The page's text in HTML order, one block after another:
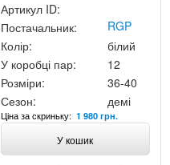
Артикул ID:
Постачальник:
RGP
Колір:
білий
У коробці пар:
12
Розміри:
36-40
Сезон:
демі
Ціна за скриньку:1 980 грн.
У кошик